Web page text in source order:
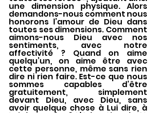
une dimension physique. Alors
demandons-nous comment nous
honorons l’amour de Dieu dans
toutes ses dimensions. Comment
aimons-nous Dieu avec nos
sentiments, avec notre
affectivité ? Quand on aime
quelqu’un, on aime être avec
cette personne, même sans rien
dire ni rien faire. Est-ce que nous
sommes capables d’être
gratuitement, simplement
devant Dieu, avec Dieu, sans
avoir quelque chose à Lui dire, à